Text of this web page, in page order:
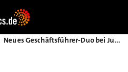
Neues Geschäftsführer-Duo bei Jumo